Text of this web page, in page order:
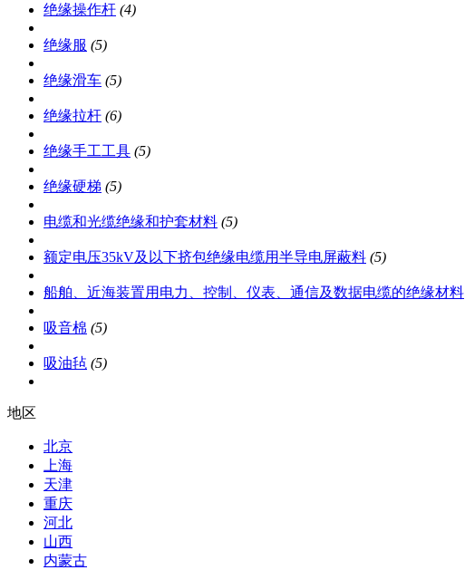
绝缘操作杆 (4)
绝缘服 (5)
绝缘滑车 (5)
绝缘拉杆 (6)
绝缘手工工具 (5)
绝缘硬梯 (5)
电缆和光缆绝缘和护套材料 (5)
额定电压35kV及以下挤包绝缘电缆用半导电屏蔽料 (5)
船舶、近海装置用电力、控制、仪表、通信及数据电缆的绝缘材料
吸音棉 (5)
吸油毡 (5)
地区
北京
上海
天津
重庆
河北
山西
内蒙古